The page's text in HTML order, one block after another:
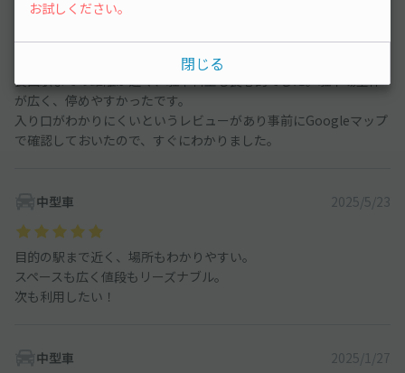
長田駅までの距離が近く、駐車料金も良心的でした。駐車場全体
が広く、停めやすかったです。
入り口がわかりにくいというレビューがあり事前にGoogleマップ
で確認しておいたので、すぐにわかりました。
中型車 2025/5/23
目的の駅まで近く、場所もわかりやすい。
スペースも広く値段もリーズナブル。
次も利用したい！
中型車 2025/1/27
お試しください。
閉じる